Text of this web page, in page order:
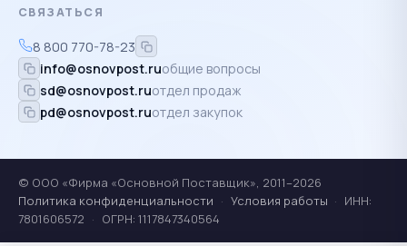
СВЯЗАТЬСЯ
8 800 770-78-23
info@osnovpost.ruобщие вопросы
sd@osnovpost.ruотдел продаж
pd@osnovpost.ruотдел закупок
© ООО «Фирма «Основной Поставщик», 2011–2026
Политика конфиденциальности · Условия работы · ИНН:
7801606572 · ОГРН: 1117847340564